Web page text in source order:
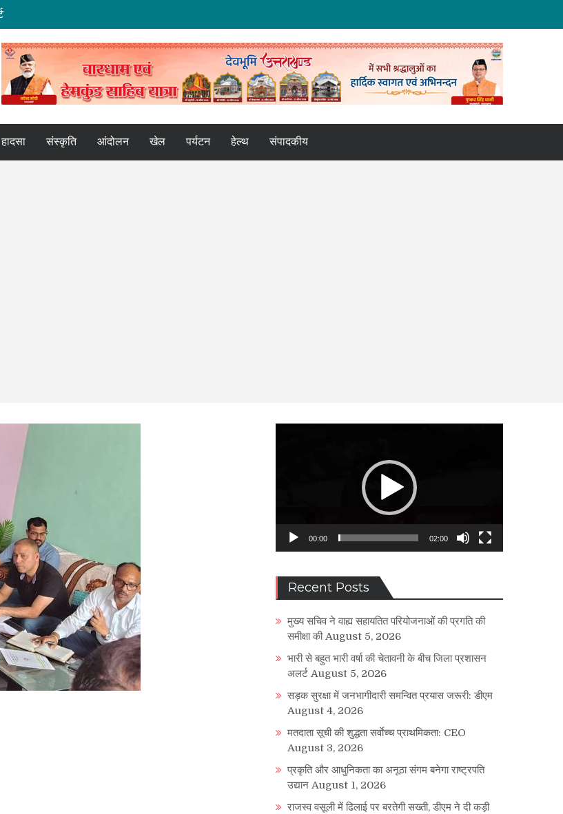
की
हादसा संस्कृति आंदोलन खेल पर्यटन हेल्थ संपादकीय
00:00 02:00
Recent Posts
मुख्य सचिव ने वाह्य सहायतित परियोजनाओं की प्रगति की
समीक्षा की August 5, 2026
भारी से बहुत भारी वर्षा की चेतावनी के बीच जिला प्रशासन
अलर्ट August 5, 2026
सड़क सुरक्षा में जनभागीदारी समन्वित प्रयास जरूरी: डीएम
August 4, 2026
मतदाता सूची की शुद्धता सर्वाेच्च प्राथमिकता: CEO
August 3, 2026
प्रकृति और आधुनिकता का अनूठा संगम बनेगा राष्ट्रपति
उद्यान August 1, 2026
राजस्व वसूली में ढिलाई पर बरतेगी सख्ती, डीएम ने दी कड़ी